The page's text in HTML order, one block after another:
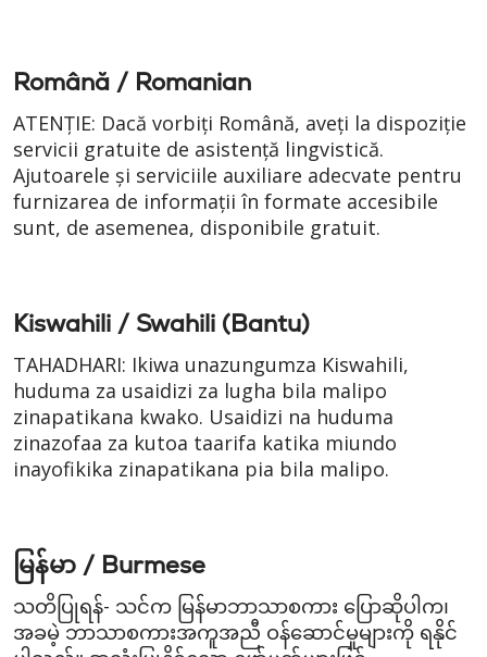
Română / Romanian
ATENȚIE: Dacă vorbiți Română, aveți la dispoziție
servicii gratuite de asistență lingvistică.
Ajutoarele și serviciile auxiliare adecvate pentru
furnizarea de informații în formate accesibile
sunt, de asemenea, disponibile gratuit.
Kiswahili / Swahili (Bantu)
TAHADHARI: Ikiwa unazungumza Kiswahili,
huduma za usaidizi za lugha bila malipo
zinapatikana kwako. Usaidizi na huduma
zinazofaa za kutoa taarifa katika miundo
inayofikika zinapatikana pia bila malipo.
မြန်မာ / Burmese
သတိပြုရန်- သင်က မြန်မာဘာသာစကား ပြောဆိုပါက၊
အခမဲ့ ဘာသာစကားအကူအညီ ဝန်ဆောင်မှုများကို ရနိုင်